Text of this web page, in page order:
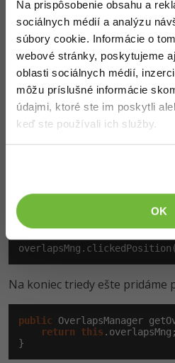
Na prispôsobenie obsahu a
sociálnych médií a analýzu
súbory cookie. Informácie o
webové stránky, poskytujeme
oblasti sociálnych médií,
môžu príslušné informácie
údajmi, ktoré ste im poskytli
keď ste používali ich služby.
OK
private OverlapsManager
Na koniec konstruktoru
this.overlapsMng= new
Na začiatok funkcie
Na koniec triedy ešte pridáme
public OverlapsManager
return
this .overlapsMng;
}